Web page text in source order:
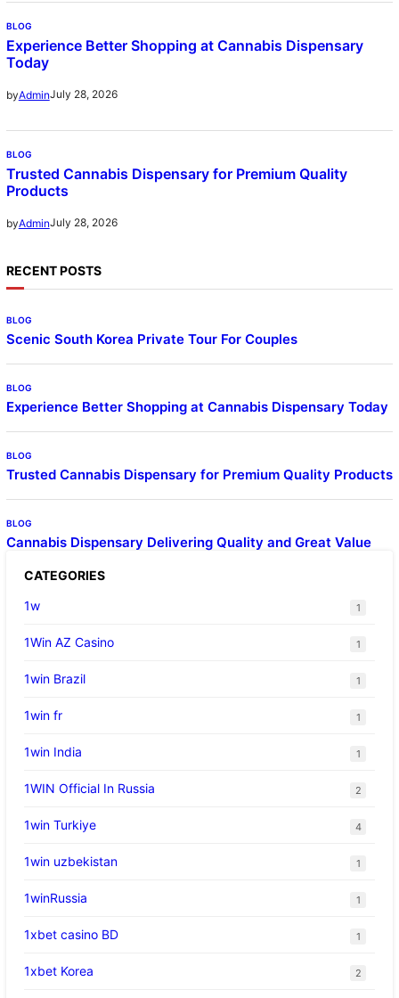
BLOG
Experience Better Shopping at Cannabis Dispensary
Today
byAdminJuly 28, 2026
BLOG
Trusted Cannabis Dispensary for Premium Quality
Products
byAdminJuly 28, 2026
RECENT POSTS
BLOG
Scenic South Korea Private Tour For Couples
BLOG
Experience Better Shopping at Cannabis Dispensary Today
BLOG
Trusted Cannabis Dispensary for Premium Quality Products
BLOG
Cannabis Dispensary Delivering Quality and Great Value
CATEGORIES
1w
1
1Win AZ Casino 1
1win Brazil 1
1win fr 1
1win India 1
1WIN Official In Russia 2
1win Turkiye 4
1win uzbekistan 1
1winRussia 1
1xbet casino BD 1
1xbet Korea 2